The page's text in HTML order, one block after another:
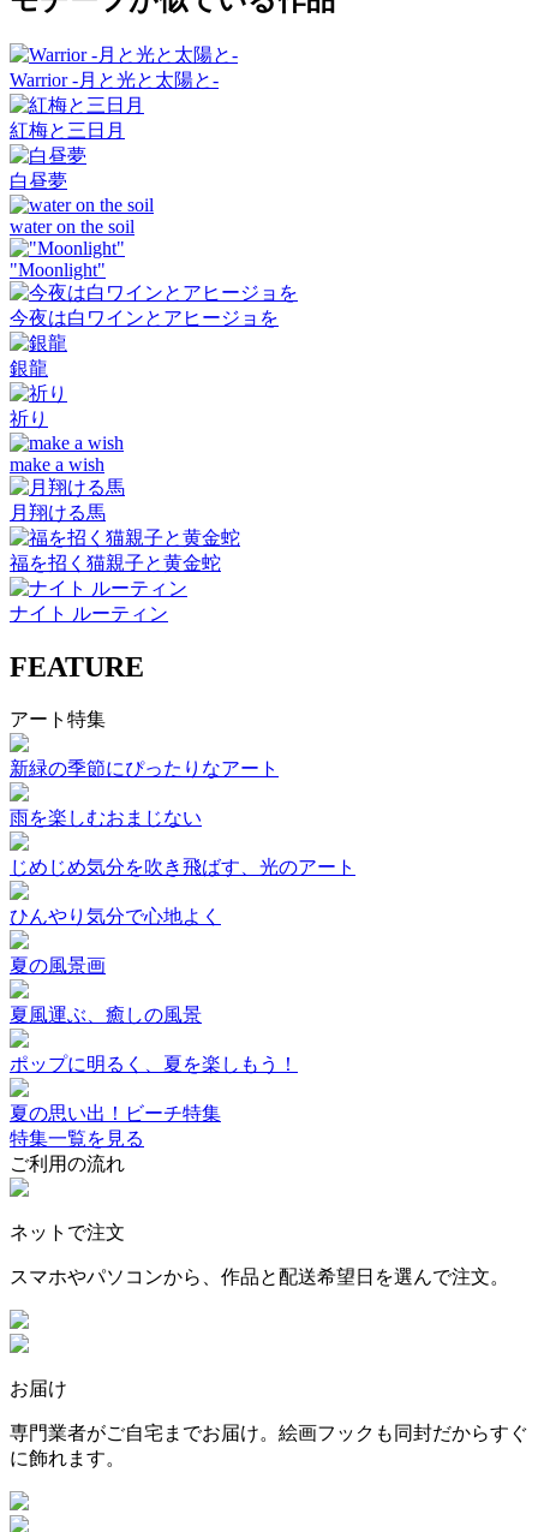
Warrior -月と光と太陽と-
紅梅と三日月
白昼夢
water on the soil
"Moonlight"
今夜は白ワインとアヒージョを
銀龍
祈り
make a wish
月翔ける馬
福を招く猫親子と黄金蛇
ナイト ルーティン
FEATURE
アート特集
新緑の季節にぴったりなアート
雨を楽しむおまじない
じめじめ気分を吹き飛ばす、光のアート
ひんやり気分で心地よく
夏の風景画
夏風運ぶ、癒しの風景
ポップに明るく、夏を楽しもう！
夏の思い出！ビーチ特集
特集一覧を見る
ご利用の流れ
ネットで注文
スマホやパソコンから、作品と配送希望日を選んで注文。
お届け
専門業者がご自宅までお届け。絵画フックも同封だからすぐ
に飾れます。